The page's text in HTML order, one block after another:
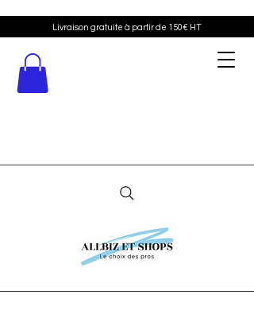
Livraison gratuite à partir de 150€ HT